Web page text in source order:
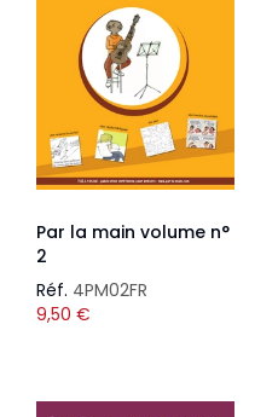
Par la main volume n°
2
Réf. 4PM02FR
9,50 €